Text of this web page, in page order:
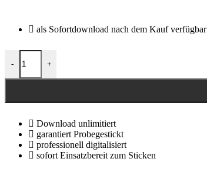
als Sofortdownload nach dem Kauf verfügbar
- +
Download unlimitiert
garantiert Probegestickt
professionell digitalisiert
sofort Einsatzbereit zum Sticken